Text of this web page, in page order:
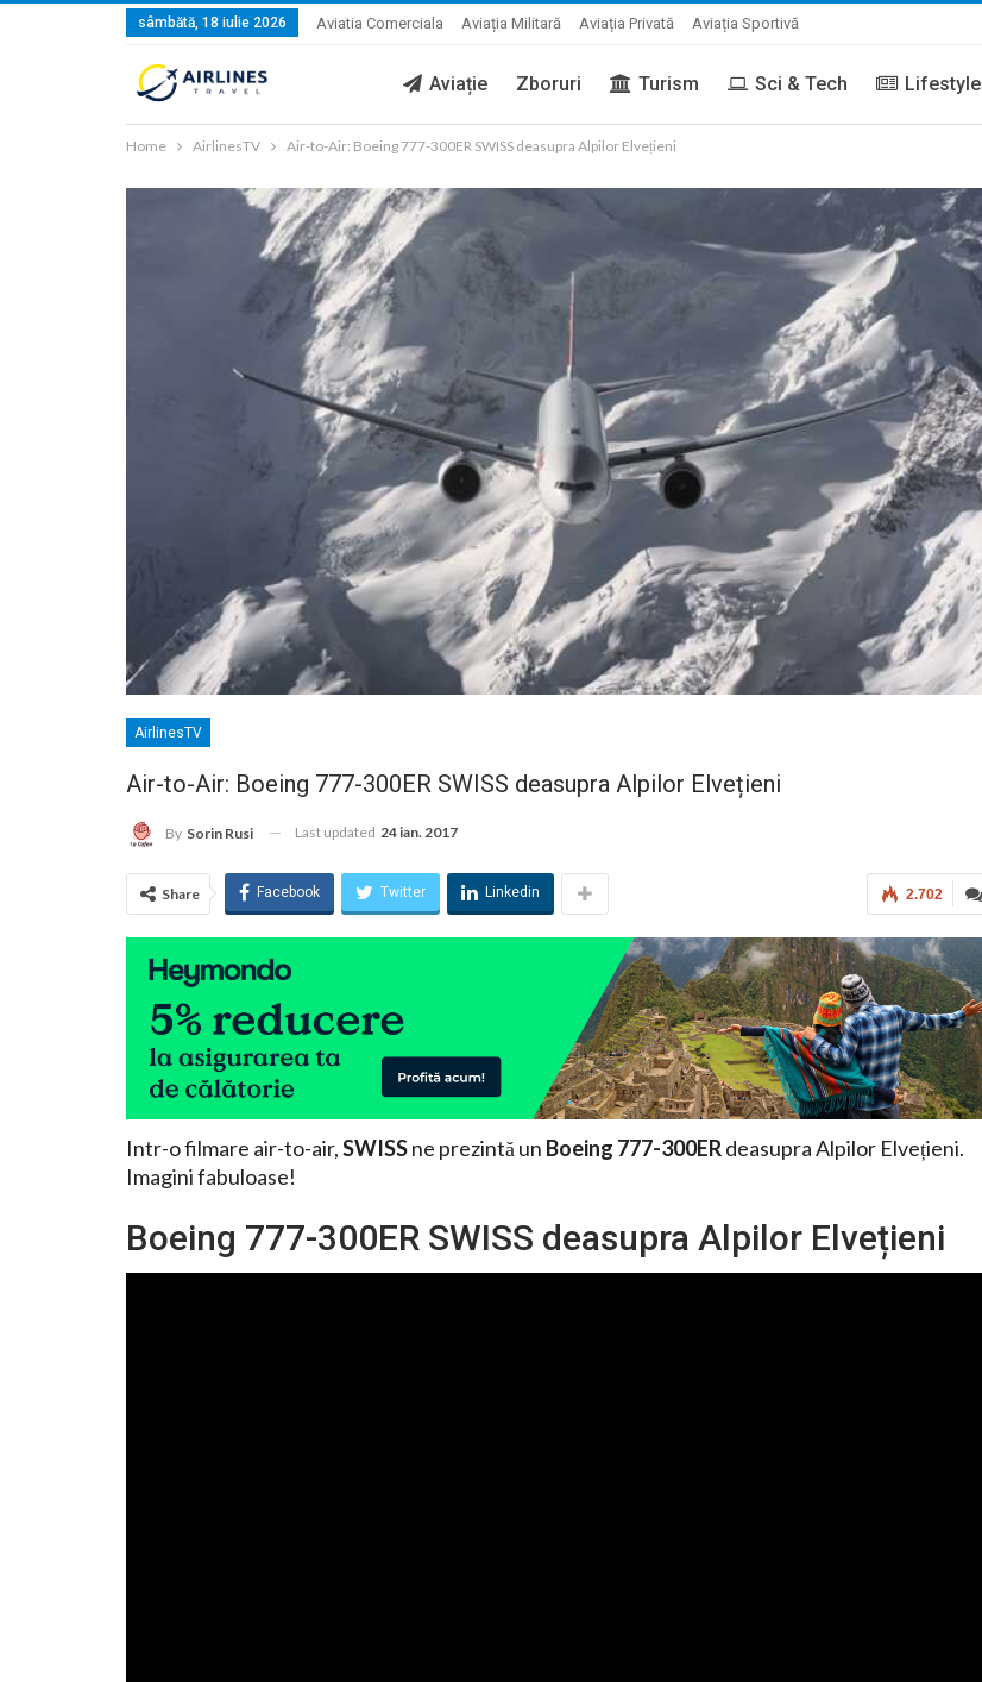
sâmbătă, 18 iulie 2026 Aviatia Comerciala Aviația Militară Aviația Privată Aviația Sportivă
Aviație Zboruri Turism Sci & Tech Lifestyle
Home AirlinesTV Air-to-Air: Boeing 777-300ER SWISS deasupra Alpilor Elvețieni
AirlinesTV
Air-to-Air: Boeing 777-300ER SWISS deasupra Alpilor Elvețieni
By Sorin Rusi Last updated 24 ian. 2017
2.702
Share Facebook Twitter Linkedin
Intr-o filmare air-to-air,SWISSne prezintă un Boeing 777-300ERdeasupra Alpilor Elvețieni.
Imagini fabuloase!
Boeing 777-300ER SWISS deasupra Alpilor Elvețieni